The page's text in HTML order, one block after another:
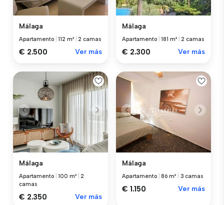
Málaga
Apartamento |112 m² |2 camas
€ 2.500 Ver más
Málaga
Apartamento |181 m² |2 camas
€ 2.300 Ver más
Málaga
Apartamento |100 m²
2
camas
€ 2.350 Ver más
Málaga
Apartamento |86 m² 3 camas
€ 1.150 Ver más